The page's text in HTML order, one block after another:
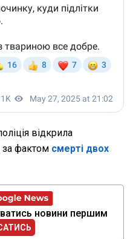
відкрила
фактом смерті двох
новини першим